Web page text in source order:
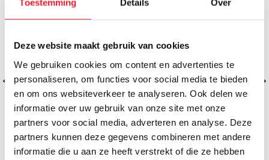
Toestemming Details Over
Deze website maakt gebruik van cookies
We gebruiken cookies om content en advertenties te
personaliseren, om functies voor social media te bieden
en om ons websiteverkeer te analyseren. Ook delen we
informatie over uw gebruik van onze site met onze
partners voor social media, adverteren en analyse. Deze
partners kunnen deze gegevens combineren met andere
informatie die u aan ze heeft verstrekt of die ze hebben